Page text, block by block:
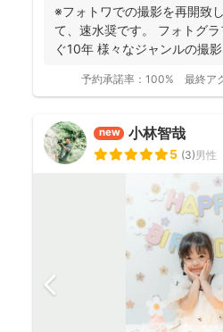
※フォトワでの撮影を再開致
て、速水奨です。 フォトグ
ぐ10年 様々なジャンルの撮
予約承諾率： 100% 最終ア
new 小林智哉
5 (3)男性